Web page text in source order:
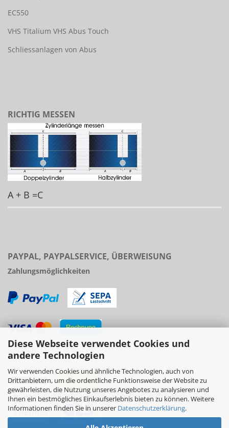
Diese Webseite verwendet Cookies und
andere Technologien
Wir verwenden Cookies und ähnliche Technologien, auch von
Drittanbietern, um die ordentliche Funktionsweise der Website zu
gewährleisten, die Nutzung unseres Angebotes zu analysieren und
Ihnen ein bestmögliches Einkaufserlebnis bieten zu können. Weitere
Informationen finden Sie in unserer Datenschutzerklärung.
EC550
VHS Titalium VHS Abus Touch
Schliessanlagen von Abus
RICHTIG MESSEN
A + B =C
PAYPAL, PAYPALSERVICE, ÜBERWEISUNG
Zahlungsmöglichkeiten
Versand